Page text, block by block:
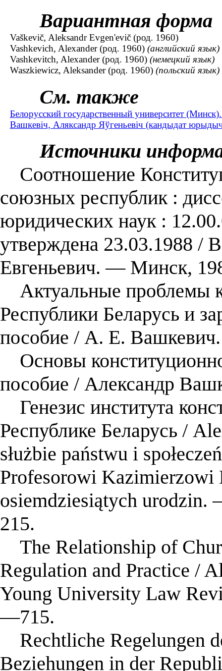
Вариантная форма
Vaškevič, Aleksandr Evgen'evič (род. 1960)
Vashkevich, Alexander (род. 1960) (английский язык)
Vashkevitch, Alexander (род. 1960) (немецкий язык)
Waszkiewicz, Aleksander (род. 1960) (польский язык)
См. также
Белорусский государственный университет
Вашкевіч, Аляксандр Яўгеньевіч (кандыдат
Источники
Соотношение
союзных республик :
юридических наук :
утверждена 23.03.1988 /
Евгеньевич. — Минск,
Актуальные проблемы
Республики Беларусь и
пособие / А. Е.
Основы
пособие / Александр
Генезис института
Республике Беларусь /
służbie państwu i
Profesorowi Kazimierzowi
osiemdziesiątych
215.
The Relationship of
Regulation and Practice /
Young University Law
—715.
Rechtliche Regelungen
Beziehungen in der